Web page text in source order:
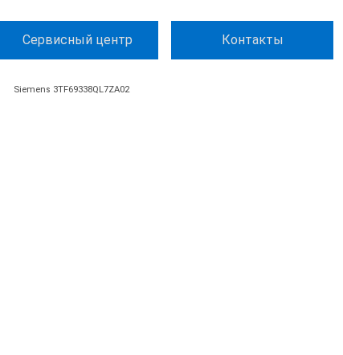
Сервисный центр Контакты
Siemens 3TF69338QL7ZA02